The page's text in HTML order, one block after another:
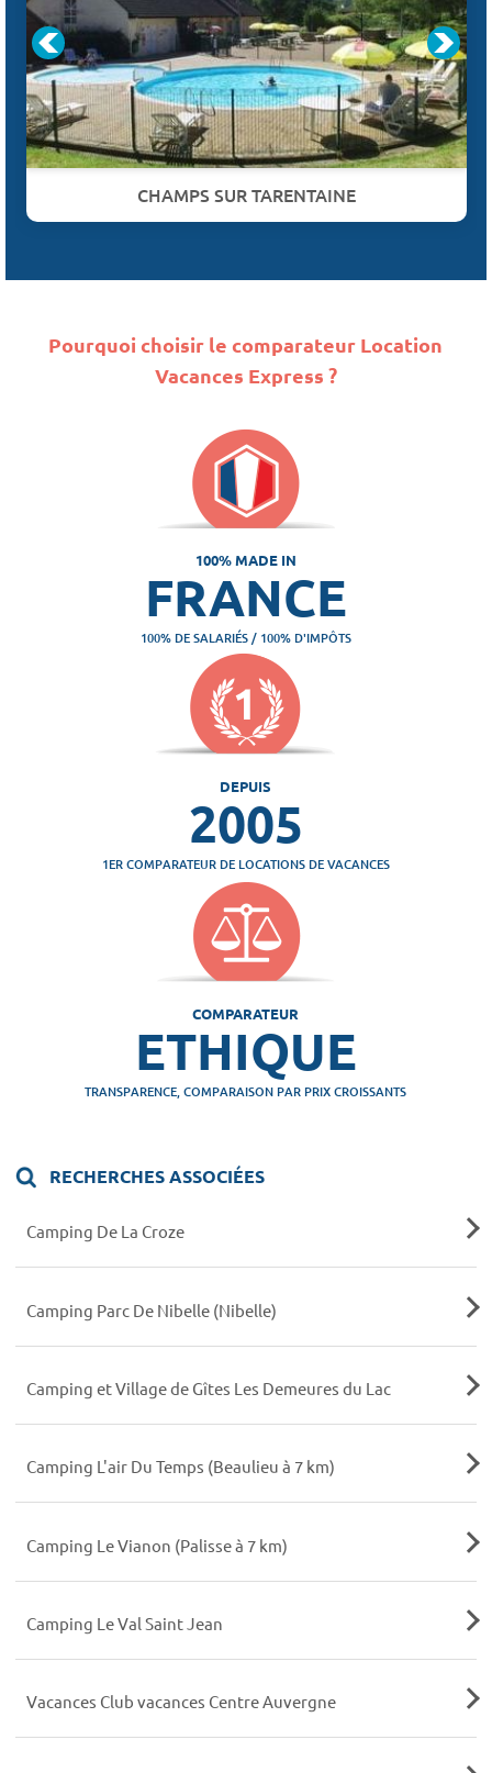
CHAMPS SUR TARENTAINE
Pourquoi choisir le comparateur Location
Vacances Express ?
100% MADE IN
FRANCE
100% DE SALARIÉS / 100% D'IMPÔTS
DEPUIS
2005
1ER COMPARATEUR DE LOCATIONS DE VACANCES
COMPARATEUR
ETHIQUE
TRANSPARENCE, COMPARAISON PAR PRIX CROISSANTS
RECHERCHES ASSOCIÉES
Camping De La Croze
Camping Parc De Nibelle (Nibelle)
Camping et Village de Gîtes Les Demeures du Lac
Camping L'air Du Temps (Beaulieu à 7 km)
Camping Le Vianon (Palisse à 7 km)
Camping Le Val Saint Jean
Vacances Club vacances Centre Auvergne